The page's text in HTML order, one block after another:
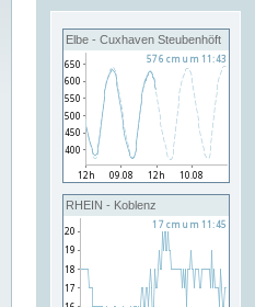
Elbe - Cuxhaven Steubenhöft
RHEIN - Koblenz